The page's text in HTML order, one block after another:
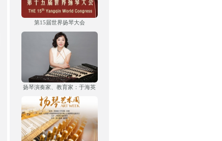
第15届世界扬琴大会
扬琴演奏家、教育家：于海英